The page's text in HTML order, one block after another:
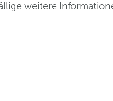
weitere